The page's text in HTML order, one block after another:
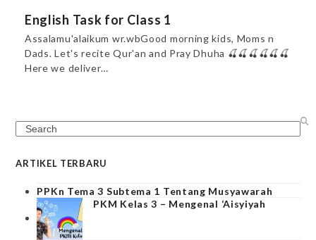
English Task for Class 1
Assalamu'alaikum wr.wbGood morning kids, Moms n
Dads. Let's recite Qur'an and Pray Dhuha 🍒🍒🍒🍒🍒🍒
Here we deliver…
Search
ARTIKEL TERBARU
PPKn Tema 3 Subtema 1 Tentang Musyawarah
PKM Kelas 3 – Mengenal ‘Aisyiyah